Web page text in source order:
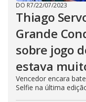
DO R7/22/07/2023
Thiago
Grande
sobre jogo
estava
Vencedor encara
Selfie na última